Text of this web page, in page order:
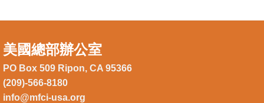
美國總部辦公室
PO Box 509 Ripon, CA 95366
(209)-566-8180
info@mfci-usa.org